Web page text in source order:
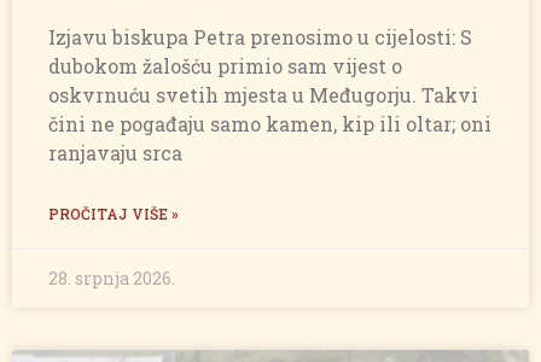
Izjavu biskupa Petra prenosimo u cijelosti: S
dubokom žalošću primio sam vijest o
oskvrnuću svetih mjesta u Međugorju. Takvi
čini ne pogađaju samo kamen, kip ili oltar; oni
ranjavaju srca
PROČITAJ VIŠE »
28. srpnja 2026.